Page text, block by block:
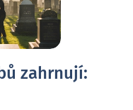
zahrnují: